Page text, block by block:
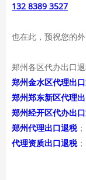
132 8389 3527
也在此，预祝您的
郑州各区代办出口退
郑州金水区代理出
郑州郑东新区代理
郑州经开区代办出
郑州代理出口退税；
代理资质出口退税；